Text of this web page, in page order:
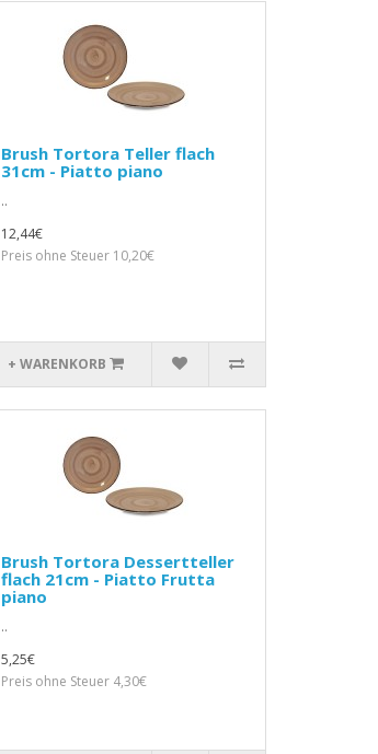
Brush Tortora Teller flach
31cm - Piatto piano
..
12,44€
Preis ohne Steuer 10,20€
+ WARENKORB
Brush Tortora Dessertteller
flach 21cm - Piatto Frutta
piano
..
5,25€
Preis ohne Steuer 4,30€